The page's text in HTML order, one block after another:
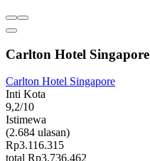
Carlton Hotel Singapore
Carlton Hotel Singapore
Inti Kota
9,2/10
Istimewa
(2.684 ulasan)
Rp3.116.315
total Rp3.736.462